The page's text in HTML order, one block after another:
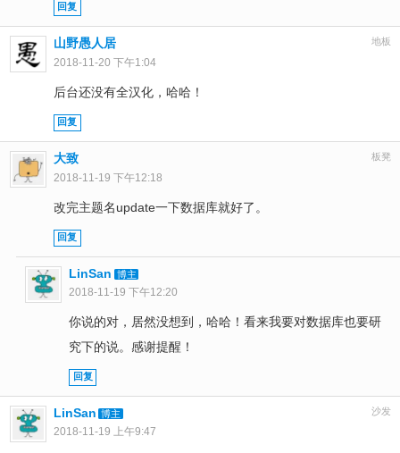
回复
地板
山野愚人居
2018-11-20 下午1:04
后台还没有全汉化，哈哈！
回复
板凳
大致
2018-11-19 下午12:18
改完主题名update一下数据库就好了。
回复
LinSan 博主
2018-11-19 下午12:20
你说的对，居然没想到，哈哈！看来我要对数据库也要研
究下的说。感谢提醒！
回复
沙发
LinSan 博主
2018-11-19 上午9:47